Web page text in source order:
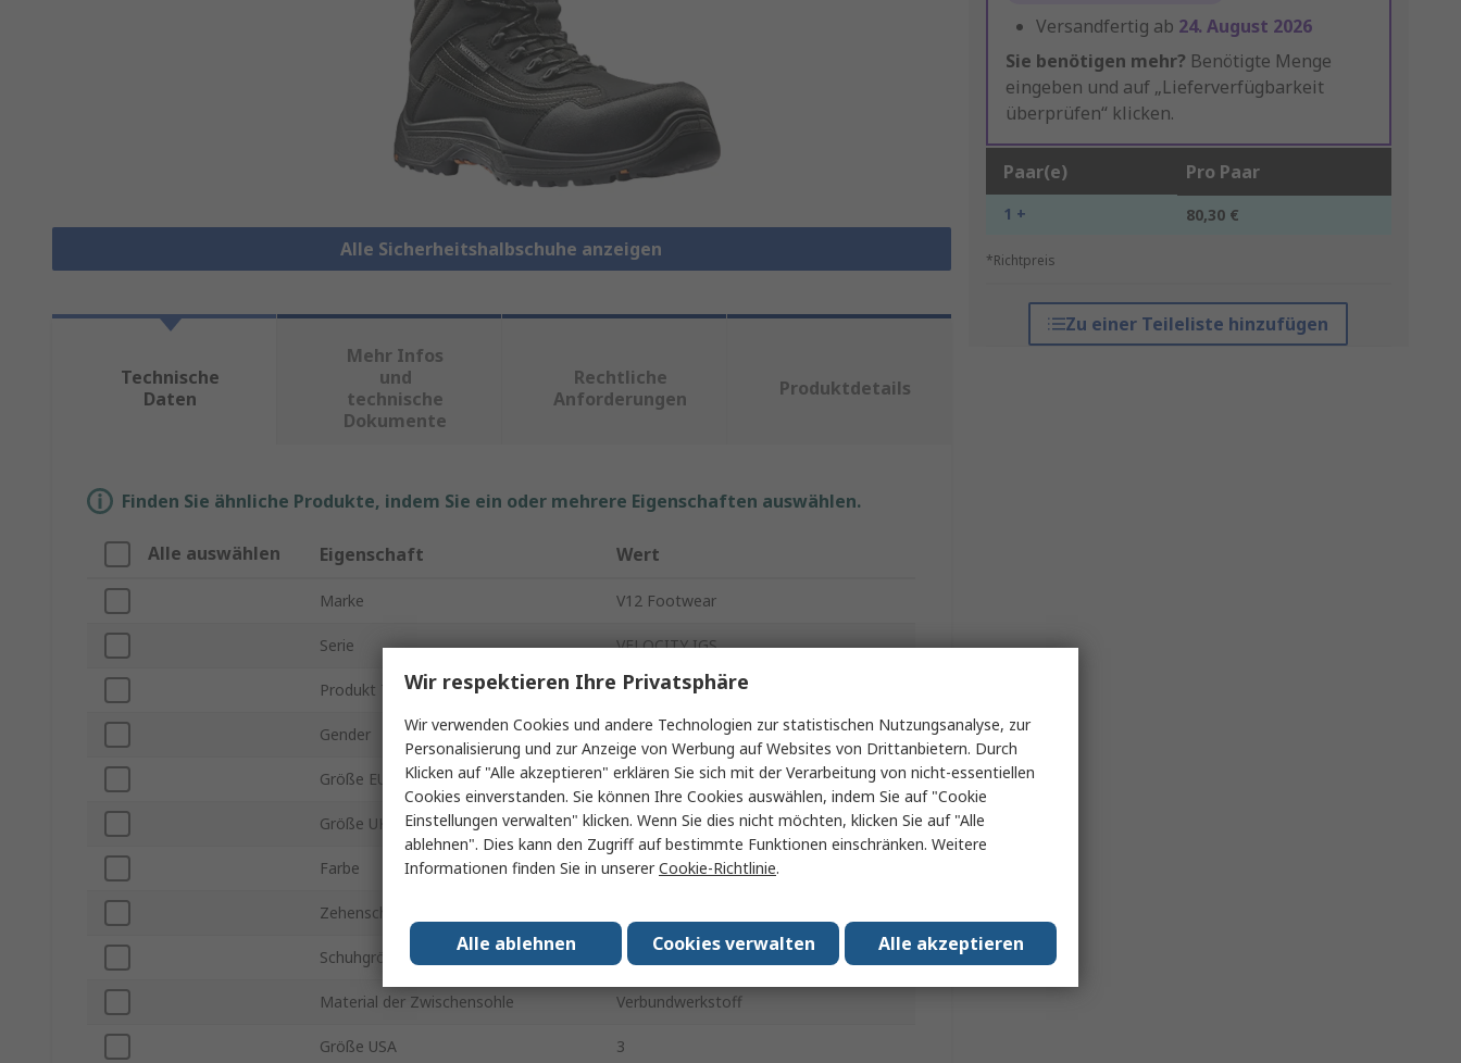
Alle Sicherheitshalbschuhe anzeigen
Versandfertig ab 24. August 2026
Sie benötigen mehr? Benötigte Menge
eingeben und auf „Lieferverfügbarkeit
überprüfen“ klicken.
Paar(e) Pro Paar
1 + 80,30 €
*Richtpreis
Zu einer Teileliste hinzufügen
Technische
Daten
Mehr Infos
und
technische
Dokumente
Rechtliche
Anforderungen
Produktdetails
Finden Sie ähnliche Produkte, indem Sie ein oder mehrere Eigenschaften auswählen.
Alle auswählen Eigenschaft Wert
Marke V12 Footwear
Serie VELOCITY IGS
Produkt Typ Sicherheitstrainer
Gender Damen
Größe EU 35
Größe UK 2
Farbe Blau
Zehenschutzkappe Typ
Schuhgröße JP/CN 29
Material der Zwischensohle Verbundwerkstoff
Größe USA 3
Wir respektieren Ihre Privatsphäre
Wir verwenden Cookies und andere Technologien zur statistischen Nutzungsanalyse, zur
Personalisierung und zur Anzeige von Werbung auf Websites von Drittanbietern. Durch
Klicken auf "Alle akzeptieren" erklären Sie sich mit der Verarbeitung von nicht-essentiellen
Cookies einverstanden. Sie können Ihre Cookies auswählen, indem Sie auf "Cookie
Einstellungen verwalten" klicken. Wenn Sie dies nicht möchten, klicken Sie auf "Alle
ablehnen". Dies kann den Zugriff auf bestimmte Funktionen einschränken. Weitere
Informationen finden Sie in unsererCookie-Richtlinie.
Alle akzeptieren
Cookies verwalten
Alle ablehnen